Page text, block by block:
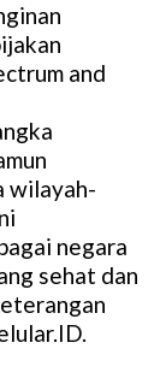
and
wilayah-
negara
sehat dan